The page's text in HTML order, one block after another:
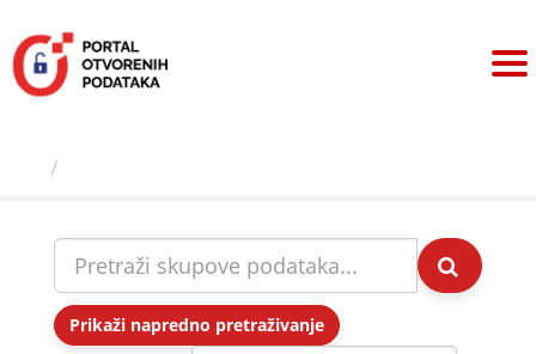
sadržaj
Prikaži napredno pretraživanje